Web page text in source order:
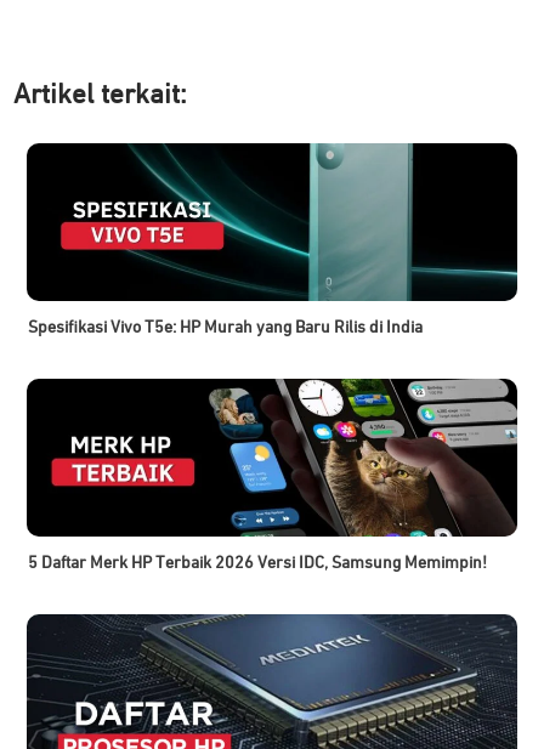
Artikel terkait:
Spesifikasi Vivo T5e: HP Murah yang Baru Rilis di India
5 Daftar Merk HP Terbaik 2026 Versi IDC, Samsung Memimpin!